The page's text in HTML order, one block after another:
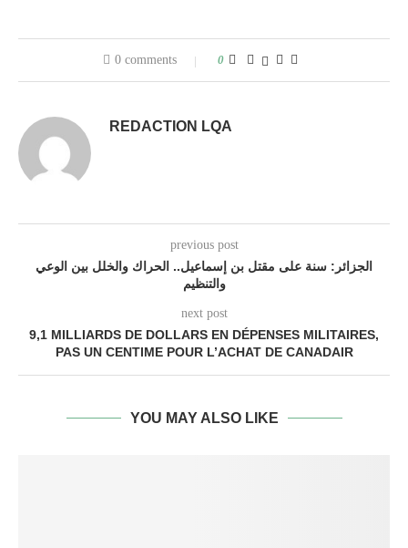
0 comments 0
REDACTION LQA
previous post
الجزائر: سنة على مقتل بن إسماعيل.. الحراك والخلل بين الوعي
والتنظيم
next post
9,1 MILLIARDS DE DOLLARS EN DÉPENSES MILITAIRES,
PAS UN CENTIME POUR L’ACHAT DE CANADAIR
YOU MAY ALSO LIKE